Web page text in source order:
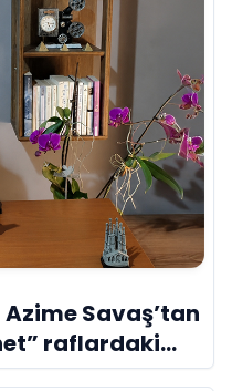
Savaş’tan
raflardaki